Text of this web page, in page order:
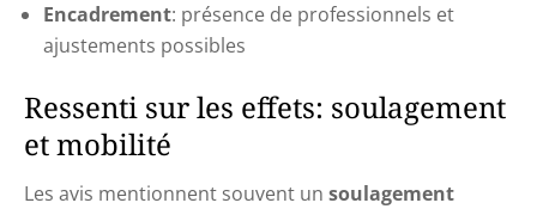
Encadrement: présence de professionnels et
ajustements possibles
Ressenti sur les effets: soulagement
et mobilité
Les avis mentionnent souvent un soulagement